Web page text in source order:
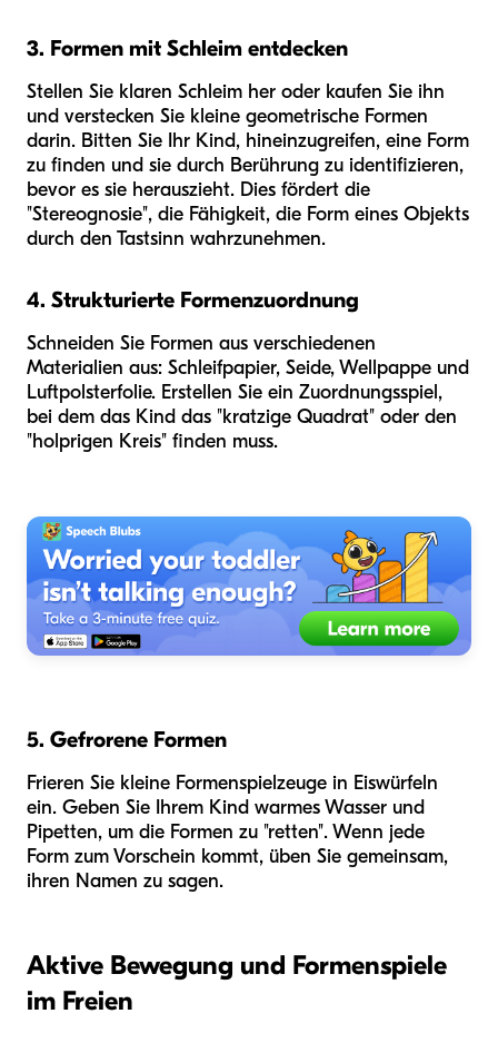
3. Formen mit Schleim entdecken
Stellen Sie klaren Schleim her oder kaufen Sie ihn
und verstecken Sie kleine geometrische Formen
darin. Bitten Sie Ihr Kind, hineinzugreifen, eine Form
zu finden und sie durch Berührung zu identifizieren,
bevor es sie herauszieht. Dies fördert die
"Stereognosie", die Fähigkeit, die Form eines Objekts
durch den Tastsinn wahrzunehmen.
4. Strukturierte Formenzuordnung
Schneiden Sie Formen aus verschiedenen
Materialien aus: Schleifpapier, Seide, Wellpappe und
Luftpolsterfolie. Erstellen Sie ein Zuordnungsspiel,
bei dem das Kind das "kratzige Quadrat" oder den
"holprigen Kreis" finden muss.
5. Gefrorene Formen
Frieren Sie kleine Formenspielzeuge in Eiswürfeln
ein. Geben Sie Ihrem Kind warmes Wasser und
Pipetten, um die Formen zu "retten". Wenn jede
Form zum Vorschein kommt, üben Sie gemeinsam,
ihren Namen zu sagen.
Aktive Bewegung und Formenspiele
im Freien